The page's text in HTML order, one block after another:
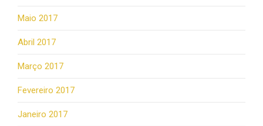
Maio 2017
Abril 2017
Março 2017
Fevereiro 2017
Janeiro 2017